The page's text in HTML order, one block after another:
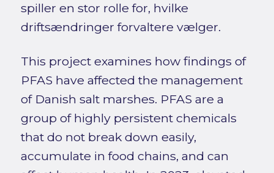
spiller en stor rolle for, hvilke
driftsændringer forvaltere vælger.
This project examines how findings of
PFAS have affected the management
of Danish salt marshes. PFAS are a
group of highly persistent chemicals
that do not break down easily,
accumulate in food chains, and can